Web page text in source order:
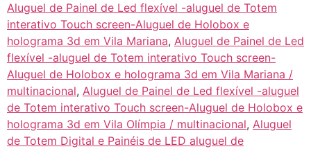
Aluguel de Painel de Led flexível -aluguel de Totem
interativo Touch screen-Aluguel de Holobox e
holograma 3d em Vila Mariana, Aluguel de Painel de Led
flexível -aluguel de Totem interativo Touch screen-
Aluguel de Holobox e holograma 3d em Vila Mariana /
multinacional, Aluguel de Painel de Led flexível -aluguel
de Totem interativo Touch screen-Aluguel de Holobox e
holograma 3d em Vila Olímpia / multinacional, Aluguel
de Totem Digital e Painéis de LED aluguel de